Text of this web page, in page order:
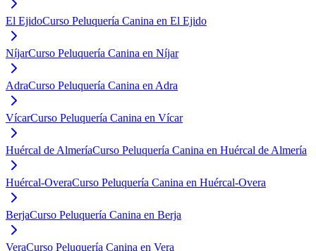
El EjidoCurso Peluquería Canina en El Ejido
NíjarCurso Peluquería Canina en Níjar
AdraCurso Peluquería Canina en Adra
VícarCurso Peluquería Canina en Vícar
Huércal de AlmeríaCurso Peluquería Canina en Huércal de Almería
Huércal-OveraCurso Peluquería Canina en Huércal-Overa
BerjaCurso Peluquería Canina en Berja
VeraCurso Peluquería Canina en Vera